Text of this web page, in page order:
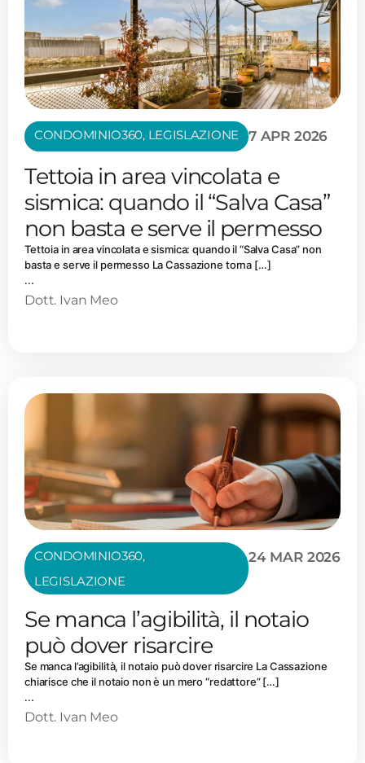
CONDOMINIO360, LEGISLAZIONE 7 APR 2026
Tettoia in area vincolata e
sismica: quando il “Salva Casa”
non basta e serve il permesso
Tettoia in area vincolata e sismica: quando il “Salva Casa” non
basta e serve il permesso La Cassazione torna […]
...
Dott. Ivan Meo
CONDOMINIO360,
LEGISLAZIONE
24 MAR 2026
Se manca l’agibilità, il notaio
può dover risarcire
Se manca l’agibilità, il notaio può dover risarcire La Cassazione
chiarisce che il notaio non è un mero “redattore” […]
...
Dott. Ivan Meo